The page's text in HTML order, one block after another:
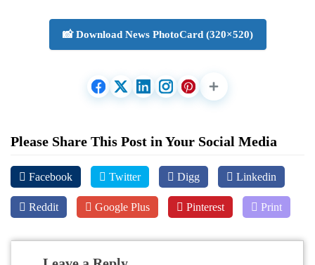
📸 Download News PhotoCard (320×520)
Please Share This Post in Your Social Media
Facebook Twitter Digg Linkedin
Reddit Google Plus Pinterest Print